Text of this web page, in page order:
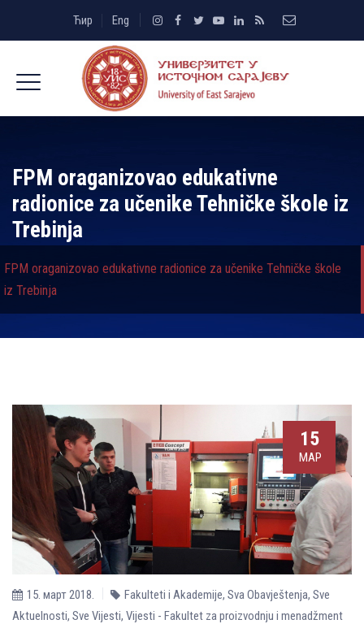
Ћир Eng
FPM oraganizovao edukativne
radionice za učenike Tehničke škole iz
Trebinja
FPM oraganizovao edukativne radionice za učenike Tehničke škole
iz Trebinja
15
МАР
15. март 2018. Fakulteti i Akademije, Sva Obavještenja, Sve
Aktuelnosti, Sve Vijesti, Vijesti - Fakultet za proizvodnju i menadžment